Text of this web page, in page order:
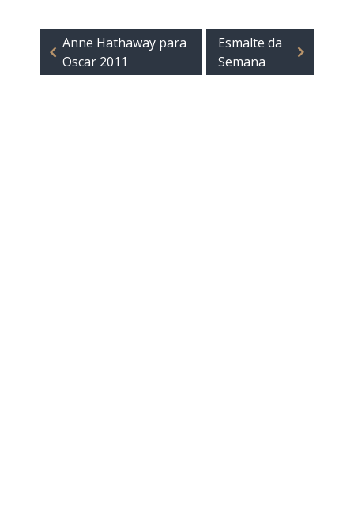
Anne Hathaway para
Oscar 2011
Esmalte da
Semana